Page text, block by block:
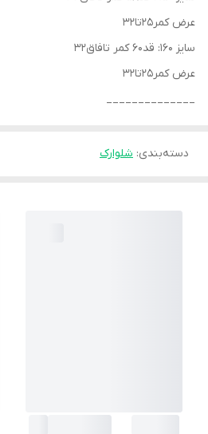
عرض کمر۲۵تا۳۲
سایز ۱۶۰: قد۶۰ کمر تافاق۳۲
عرض کمر۲۵تا۳۲
______________
دسته‌بندی: شلوارک